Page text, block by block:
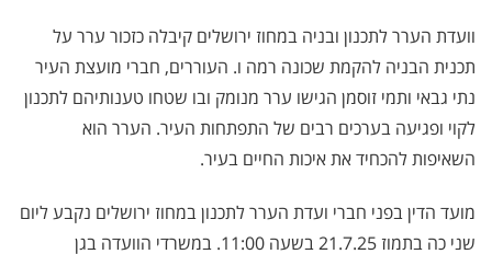
וועדת הערר לתכנון ובניה במחוז ירושלים קיבלה כזכור ערר על
תכנית הבניה להקמת שכונה רמה ו. העוררים, חברי מועצת העיר
נתי גבאי ותמי זוסמן הגישו ערר מנומק ובו שטחו טענותיהם לתכנון
לקוי ופגיעה בערכים רבים של התפתחות העיר. הערר הוא
השאיפות להכחיד את איכות החיים בעיר.
מועד הדין בפני חברי ועדת הערר לתכנון במחוז ירושלים נקבע ליום
שני כה בתמוז 21.7.25 בשעה 11:00. במשרדי הוועדה בגן